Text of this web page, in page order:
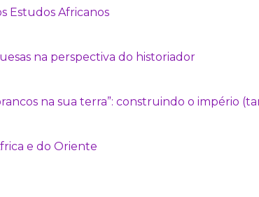
Estudos Africanos
na perspectiva do historiador
na sua terra”: construindo o império
e do Oriente